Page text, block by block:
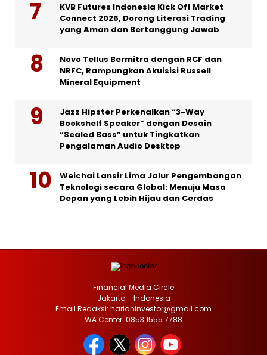
KVB Futures Indonesia Kick Off Market
Connect 2026, Dorong Literasi Trading
yang Aman dan Bertanggung Jawab
Novo Tellus Bermitra dengan RCF dan
NRFC, Rampungkan Akuisisi Russell
Mineral Equipment
Jazz Hipster Perkenalkan “3-Way
Bookshelf Speaker” dengan Desain
“Sealed Bass” untuk Tingkatkan
Pengalaman Audio Desktop
Weichai Lansir Lima Jalur Pengembangan
Teknologi secara Global: Menuju Masa
Depan yang Lebih Hijau dan Cerdas
Financial Media Circle
Jakarta - Indonesia
Email Redaksi: harianinvestor@gmail.com
WA Center: 0853 1555 7788